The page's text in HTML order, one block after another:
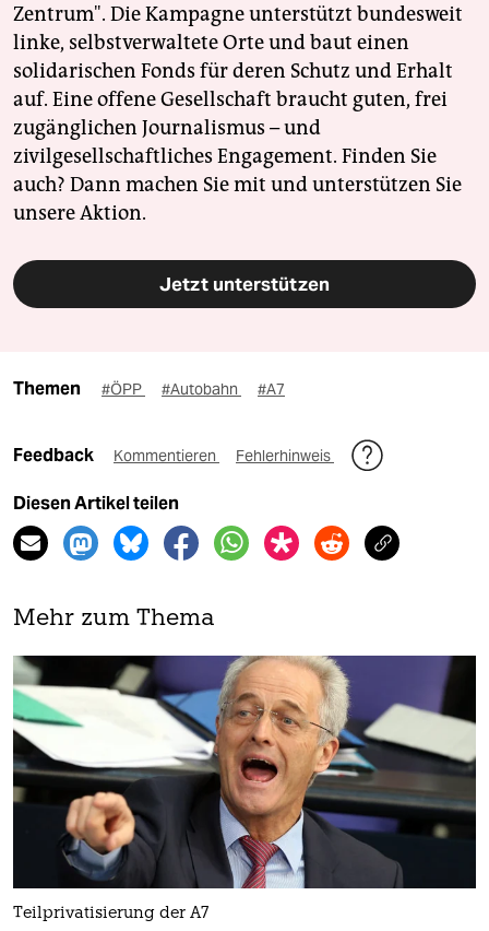
Zentrum". Die Kampagne unterstützt bundesweit
linke, selbstverwaltete Orte und baut einen
solidarischen Fonds für deren Schutz und Erhalt
auf. Eine offene Gesellschaft braucht guten, frei
zugänglichen Journalismus – und
zivilgesellschaftliches Engagement. Finden Sie
auch? Dann machen Sie mit und unterstützen Sie
unsere Aktion.
Jetzt unterstützen
Themen #ÖPP #Autobahn #A7
Feedback Kommentieren Fehlerhinweis
Diesen Artikel teilen
Mehr zum Thema
Teilprivatisierung der A7